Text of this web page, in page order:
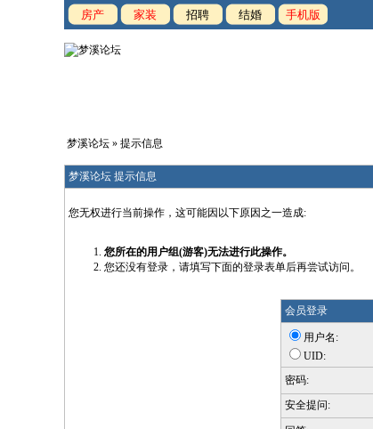
房产 家装 招聘 结婚 手机版
梦溪论坛 » 提示信息
梦溪论坛 提示信息
您无权进行当前操作，这可能因以下原因之一造成:
您所在的用户组(游客)无法进行此操作。
您还没有登录，请填写下面的登录表单后再尝试访问。
会员登录
用户名:
UID:
密码:
安全提问: